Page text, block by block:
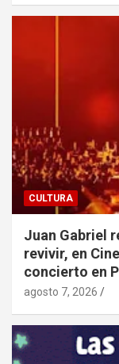
CULTURA
Juan Gabriel
revivir, en
concierto en
agosto 7, 2026